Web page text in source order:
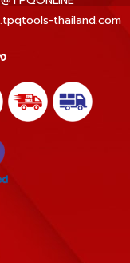
thailand.com